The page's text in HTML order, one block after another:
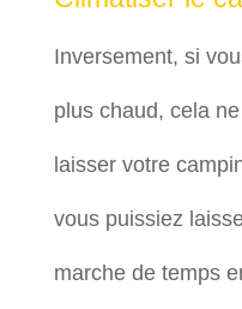
Inversement, si
plus chaud, cela
laisser votre
vous puissiez
marche de temps